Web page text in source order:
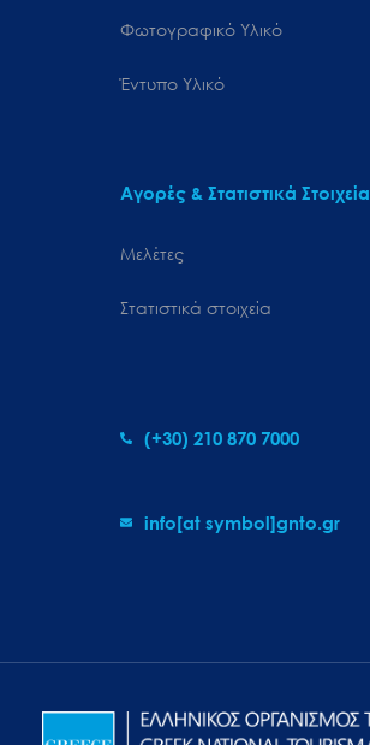
Φωτογραφικό Υλικό
Έντυπο Υλικό
Αγορές & Στατιστικά Στοιχεία
Μελέτες
Στατιστικά στοιχεία
(+30) 210 870 7000
info[at symbol]gnto.gr